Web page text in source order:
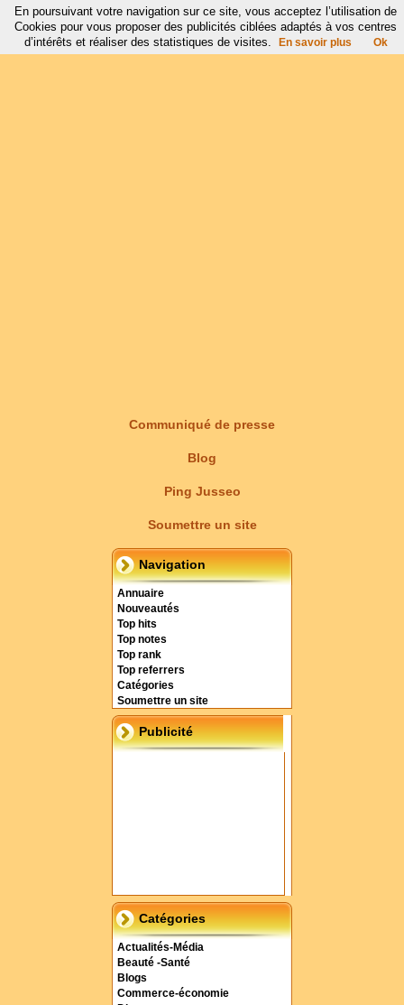
Communiqué de presse
Blog
Ping Jusseo
Soumettre un site
Navigation
Annuaire
Nouveautés
Top hits
Top notes
Top rank
Top referrers
Catégories
Soumettre un site
Publicité
Catégories
Actualités-Média
Beauté -Santé
Blogs
Commerce-économie
En poursuivant votre navigation sur ce site, vous acceptez l’utilisation de
Cookies pour vous proposer des publicités ciblées adaptés à vos centres
d’intérêts et réaliser des statistiques de visites.
En savoir plus Ok